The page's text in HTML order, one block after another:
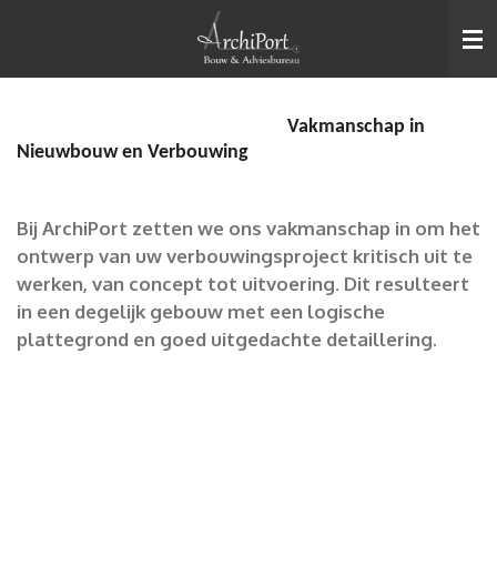
naar
Vakmanschap in
Nieuwbouw en Verbouwing
Bij ArchiPort zetten we ons vakmanschap in om het
ontwerp van uw verbouwingsproject kritisch uit te
werken, van concept tot uitvoering. Dit resulteert
in een degelijk gebouw met een logische
plattegrond en goed uitgedachte detaillering.